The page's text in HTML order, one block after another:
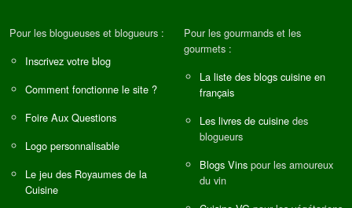
Pour les blogueuses et blogueurs :
Inscrivez votre blog
Comment fonctionne le site ?
Foire Aux Questions
Logo personnalisable
Le jeu des Royaumes de la
Cuisine
Pour les gourmands et les
gourmets :
La liste des blogs cuisine en
français
Les livres de cuisine des
blogueurs
Blogs Vins pour les amoureux
du vin